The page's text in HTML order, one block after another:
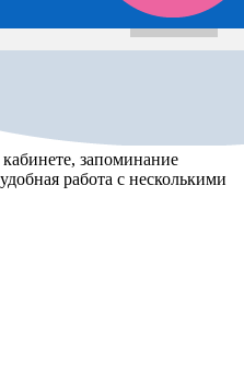
запоминание
работа с несколькими